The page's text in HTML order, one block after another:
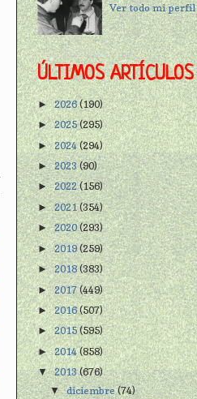
Ver todo mi perfil
ÚLTIMOS ARTÍCULOS
►2026(190)
►2025(295)
►2024(294)
►2023(90)
►2022(156)
►2021(354)
►2020(293)
►2019(259)
►2018(383)
►2017(449)
►2016(507)
►2015(595)
►2014(858)
▼2013(676)
▼diciembre(74)